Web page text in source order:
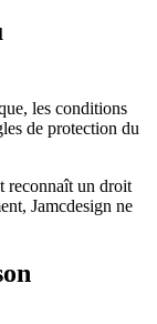
les conditions
de protection du
reconnaît un droit
Jamcdesign ne